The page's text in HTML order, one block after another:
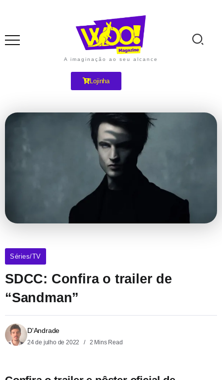
A imaginação ao seu alcance
Lojinha
Séries/TV
SDCC: Confira o trailer de
“Sandman”
D'Andrade
24 de julho de 2022 2 Mins Read